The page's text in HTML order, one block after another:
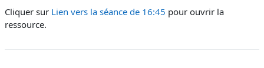
Cliquer sur Lien vers la séance de 16:45 pour ouvrir la
ressource.